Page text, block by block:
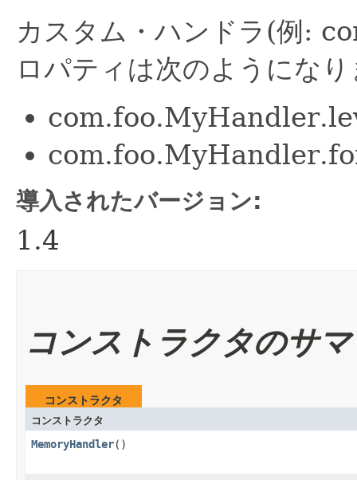
カスタム・ハンドラ(例:
ロパティは次のようにな
導入されたバージョン:
1.4
コンストラクタのサ
コンストラクタ
コンストラクタ
MemoryHandler()